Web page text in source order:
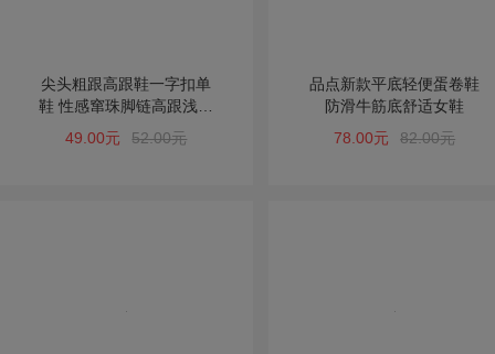
尖头粗跟高跟鞋一字扣单
鞋 性感窜珠脚链高跟浅口
凉鞋女鞋
49.00元 52.00元
品点新款平底轻便蛋卷鞋
防滑牛筋底舒适女鞋
78.00元
82.00元